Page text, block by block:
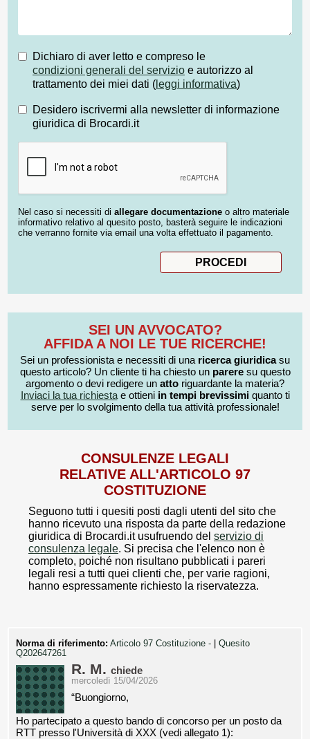
Dichiaro di aver letto e compreso le
condizioni generali del servizio e autorizzo al
trattamento dei miei dati ( leggi informativa)
Desidero iscrivermi alla newsletter di informazione
giuridica di Brocardi.it
Nel caso si necessiti di allegare documentazione o altro materiale
informativo relativo al quesito posto, basterà seguire le indicazioni
che verranno fornite via email una volta effettuato il pagamento.
SEI UN AVVOCATO?
AFFIDA A NOI LE TUE RICERCHE!
Sei un professionista e necessiti di una ricerca giuridicasu
questo articolo? Un cliente ti ha chiesto un pareresu questo
argomento o devi redigere un atto riguardante la materia?
Inviaci la tua richiestae ottieni in tempi brevissimiquanto ti
serve per lo svolgimento della tua attività professionale!
CONSULENZE LEGALI
RELATIVE ALL'ARTICOLO 97
COSTITUZIONE
Seguono tutti i quesiti posti dagli utenti del sito che
hanno ricevuto una risposta da parte della redazione
giuridica di Brocardi.it usufruendo del servizio di
consulenza legale. Si precisa che l'elenco non è
completo, poiché non risultano pubblicati i pareri
legali resi a tutti quei clienti che, per varie ragioni,
hanno espressamente richiesto la riservatezza.
Norma di riferimento: Articolo 97 Costituzione -
Quesito
Q202647261
R. M. chiede
mercoledì 15/04/2026
“Buongiorno,
Ho partecipato a questo bando di concorso per un posto da
RTT presso l'Università di XXX (vedi allegato 1):